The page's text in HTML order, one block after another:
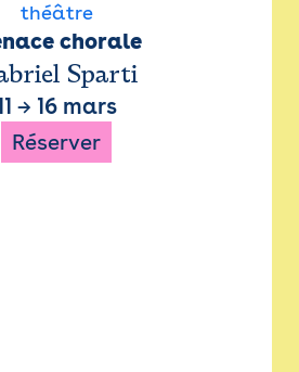
théâtre
chorale
Sparti
→ 16 mars
Réserver